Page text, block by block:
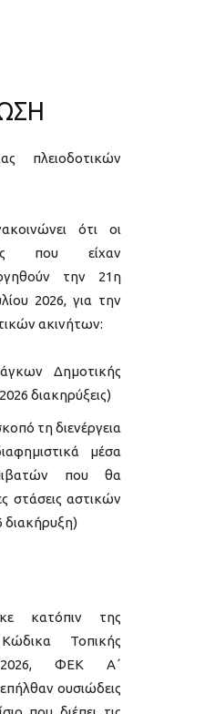
πλειοδοτικών
ότι οι
που είχαν
την 21η
2026, για την
ακινήτων:
Δημοτικής
διακηρύξεις)
τη διενέργεια
μέσα
που θα
στάσεις αστικών
διακήρυξη)
κατόπιν της
Τοπικής
2026, ΦΕΚ Α΄
ουσιώδεις